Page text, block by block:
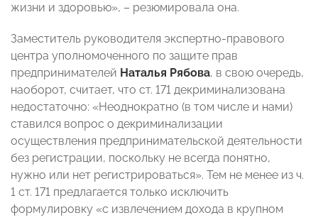
жизни и здоровью», – резюмировала она.
Заместитель руководителя экспертно-правового
центра уполномоченного по защите прав
предпринимателей Наталья Рябова, в свою очередь,
наоборот, считает, что ст. 171 декриминализована
недостаточно: «Неоднократно (в том числе и нами)
ставился вопрос о декриминализации
осуществления предпринимательской деятельности
без регистрации, поскольку не всегда понятно,
нужно или нет регистрироваться». Тем не менее из ч.
1 ст. 171 предлагается только исключить
формулировку «с извлечением дохода в крупном